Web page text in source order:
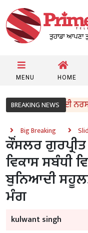
MENU HOME
BREAKING NEWS
ਚੈਂਪੀਅਨਾਂ ਲਈ ਨਰਸਰੀ
Big Breaking
ਕੌਂਸਲਰ
ਵਿਕਾਸ ਸਬੰਧੀ
ਬੁਨਿਆਦੀ
ਮੰਗ
kulwant singh